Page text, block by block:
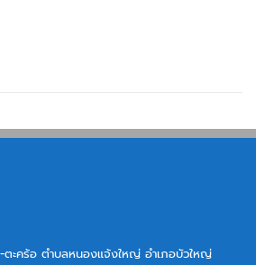
ะคร้อ ตำบลหนองแจ้งใหญ่ อำเภอบัวใหญ่